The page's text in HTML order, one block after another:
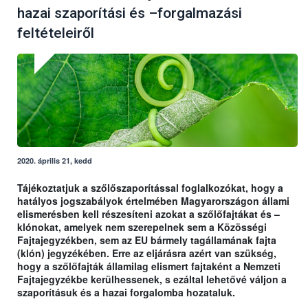
hazai szaporítási és –forgalmazási
feltételeiről
2020. április 21, kedd
Tájékoztatjuk a szőlőszaporítással foglalkozókat, hogy a
hatályos jogszabályok értelmében Magyarországon állami
elismerésben kell részesíteni azokat a szőlőfajtákat és –
klónokat, amelyek nem szerepelnek sem a Közösségi
Fajtajegyzékben, sem az EU bármely tagállamának fajta
(klón) jegyzékében. Erre az eljárásra azért van szükség,
hogy a szőlőfajták államilag elismert fajtaként a Nemzeti
Fajtajegyzékbe kerülhessenek, s ezáltal lehetővé váljon a
szaporításuk és a hazai forgalomba hozataluk.